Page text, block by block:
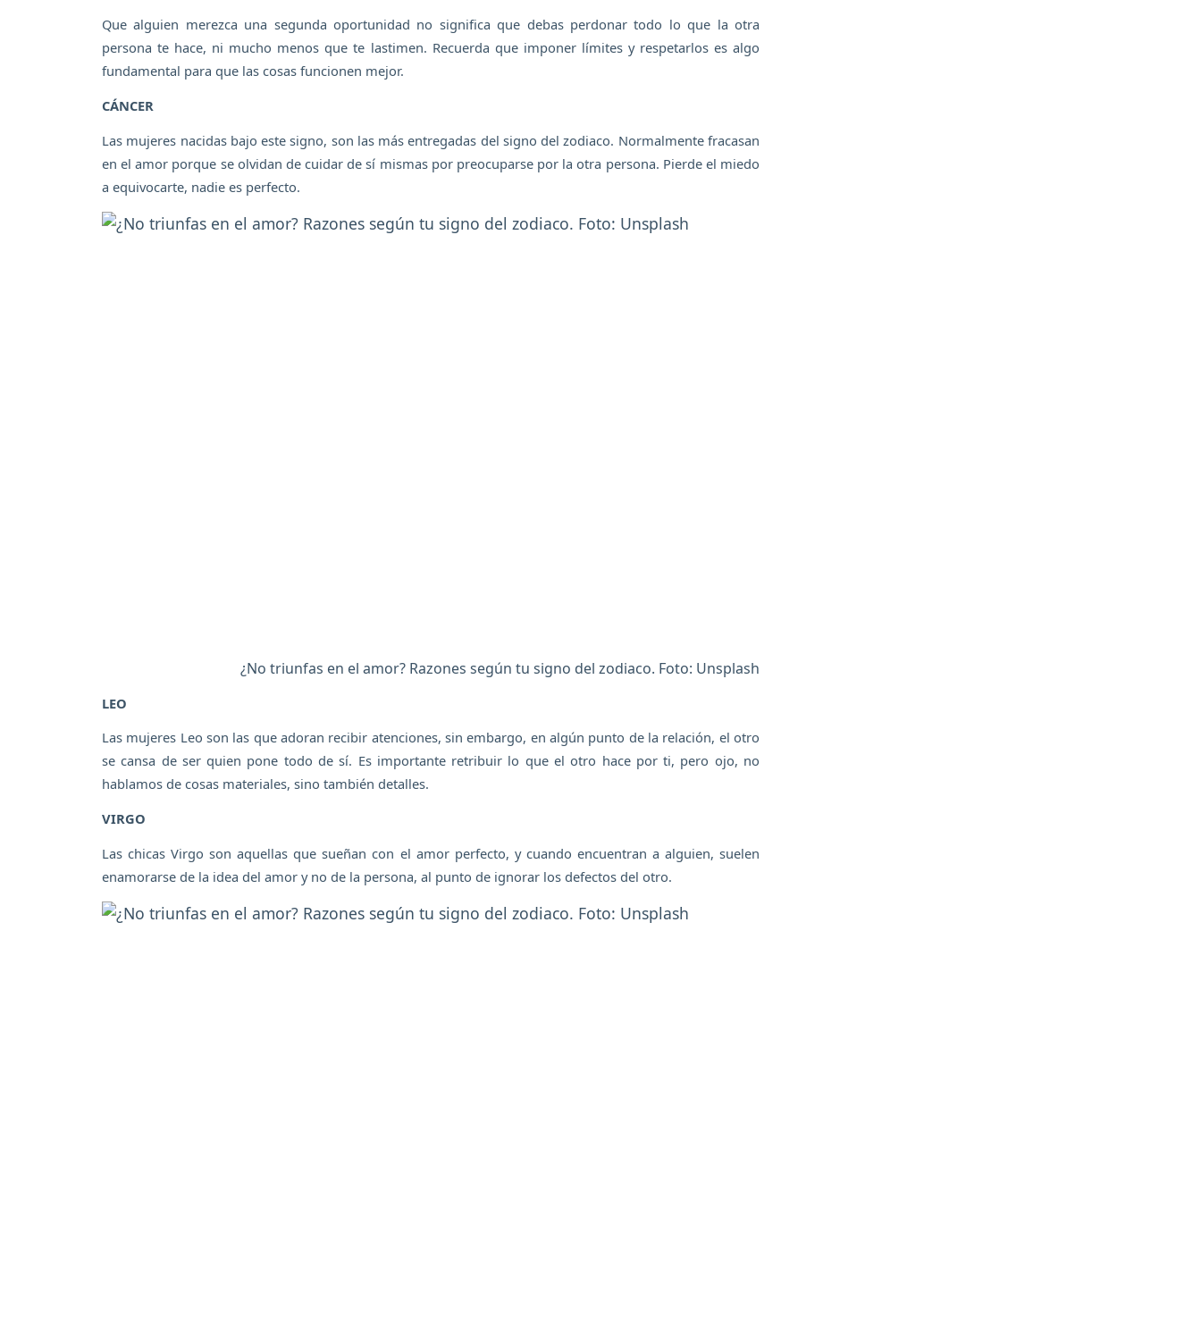
Que alguien merezca una segunda oportunidad no significa que debas perdonar todo lo que la otra
persona te hace, ni mucho menos que te lastimen. Recuerda que imponer límites y respetarlos es algo
fundamental para que las cosas funcionen mejor.
CÁNCER
Las mujeres nacidas bajo este signo, son las más entregadas del signo del zodiaco. Normalmente fracasan
en el amor porque se olvidan de cuidar de sí mismas por preocuparse por la otra persona. Pierde el miedo
a equivocarte, nadie es perfecto.
¿No triunfas en el amor? Razones según tu signo del zodiaco. Foto: Unsplash
LEO
Las mujeres Leo son las que adoran recibir atenciones, sin embargo, en algún punto de la relación, el otro
se cansa de ser quien pone todo de sí. Es importante retribuir lo que el otro hace por ti, pero ojo, no
hablamos de cosas materiales, sino también detalles.
VIRGO
Las chicas Virgo son aquellas que sueñan con el amor perfecto, y cuando encuentran a alguien, suelen
enamorarse de la idea del amor y no de la persona, al punto de ignorar los defectos del otro.